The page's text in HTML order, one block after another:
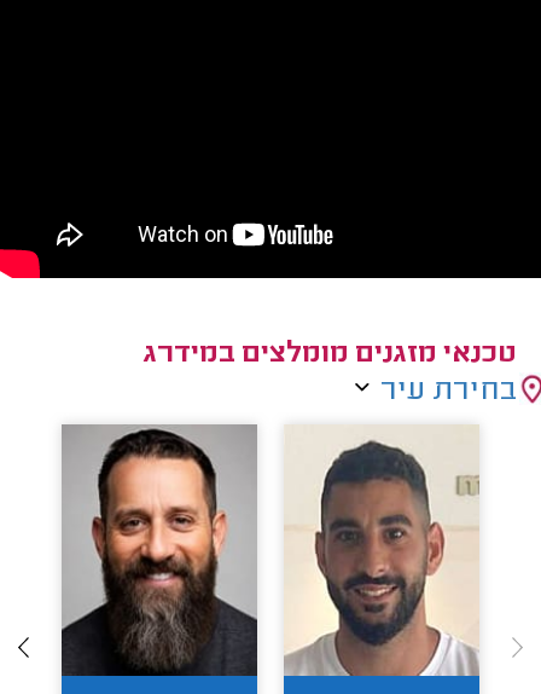
טכנאי מזגנים מומלצים במידרג
בחירת עיר